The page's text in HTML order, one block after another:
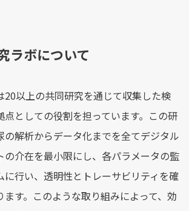
ラボについて
20以上の共同研究を通じて収集した検
点としての役割を担っています。この研
の解析からデータ化までを全てデジタル
の介在を最小限にし、各パラメータの監
に行い、透明性とトレーサビリティを確
す。このような取り組みによって、効